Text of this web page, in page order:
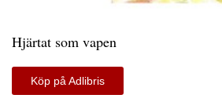
Hjärtat som vapen
Köp på Adlibris